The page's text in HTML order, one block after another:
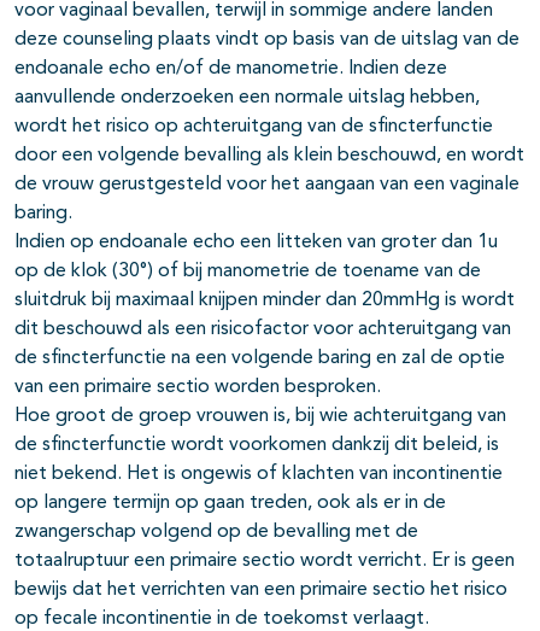
voor vaginaal bevallen, terwijl in sommige andere landen
deze counseling plaats vindt op basis van de uitslag van de
endoanale echo en/of de manometrie. Indien deze
aanvullende onderzoeken een normale uitslag hebben,
wordt het risico op achteruitgang van de sfincterfunctie
door een volgende bevalling als klein beschouwd, en wordt
de vrouw gerustgesteld voor het aangaan van een vaginale
baring.
Indien op endoanale echo een litteken van groter dan 1u
op de klok (30°) of bij manometrie de toename van de
sluitdruk bij maximaal knijpen minder dan 20mmHg is wordt
dit beschouwd als een risicofactor voor achteruitgang van
de sfincterfunctie na een volgende baring en zal de optie
van een primaire sectio worden besproken.
Hoe groot de groep vrouwen is, bij wie achteruitgang van
de sfincterfunctie wordt voorkomen dankzij dit beleid, is
niet bekend. Het is ongewis of klachten van incontinentie
op langere termijn op gaan treden, ook als er in de
zwangerschap volgend op de bevalling met de
totaalruptuur een primaire sectio wordt verricht. Er is geen
bewijs dat het verrichten van een primaire sectio het risico
op fecale incontinentie in de toekomst verlaagt.